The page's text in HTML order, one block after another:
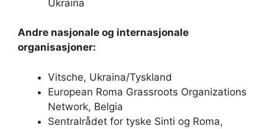
Ukraina
Andre nasjonale og internasjonale
organisasjoner:
Vitsche, Ukraina/Tyskland
European Roma Grassroots Organizations
Network, Belgia
Sentralrådet for tyske Sinti og Roma,